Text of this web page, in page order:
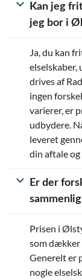
Kan jeg
jeg bor i
Ja, du kan
drives af
ingen
varierer, er
udbydere.
leveret
din aftale
Er der
Prisen i
som dækker
Generelt er
nogle